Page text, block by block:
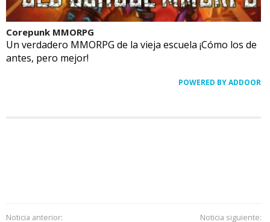
Corepunk MMORPG
Un verdadero MMORPG de la vieja escuela ¡Cómo los de
antes, pero mejor!
POWERED BY ADDOOR
Noticia anterior: Noticia siguiente: